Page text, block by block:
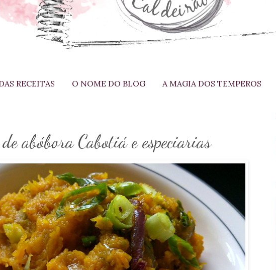
RECEITAS O NOME DO BLOG A MAGIA DOS TEMPEROS
abóbora Cabotiá e especiarias